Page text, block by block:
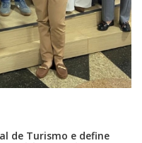
de Turismo e define